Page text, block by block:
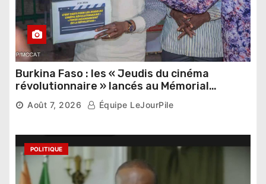
Burkina Faso : les « Jeudis du cinéma
révolutionnaire » lancés au Mémorial
Thomas Sankara
Août 7, 2026 Équipe LeJourPile
POLITIQUE